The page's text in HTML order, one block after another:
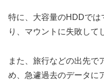
特に、大容量のHDDで
り、マウントに失敗して
また、旅行などの出先で
め、急遽過去のデータに